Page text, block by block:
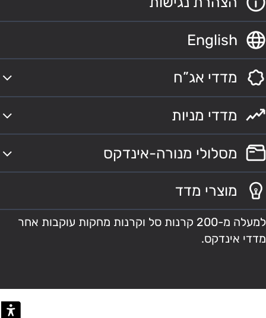
English
מדדי אג”ח
מדדי מניות
מסלולי מנורה-אינדקס
מוצרי מדד
למעלה מ-200 קרנות סל וקרנות מחקות עוקבות אחר
מדדי אינדקס.